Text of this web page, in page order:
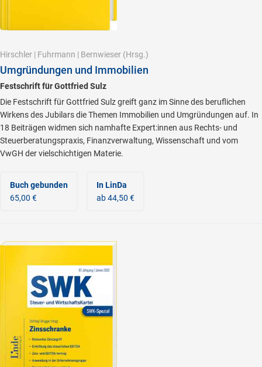
Hirschler | Fuhrmann | Bernwieser (Hrsg.)
Umgründungen und Immobilien
Festschrift für Gottfried Sulz
Die Festschrift für Gottfried Sulz greift ganz im Sinne des beruflichen
Wirkens des Jubilars die Themen Immobilien und Umgründungen auf. In
18 Beiträgen widmen sich namhafte Expert:innen aus Rechts- und
Steuerberatungspraxis, Finanzverwaltung, Wissenschaft und vom
VwGH der vielschichtigen Materie.
Buch gebunden
65,00 €
In LinDa
ab 44,50 €